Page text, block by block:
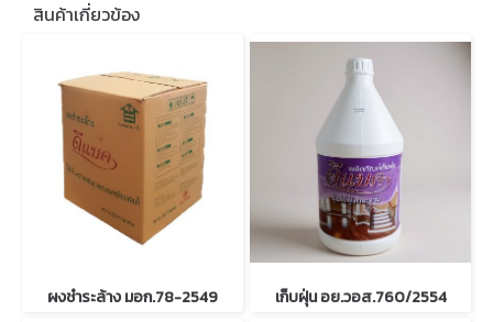
สินค้าเกี่ยวข้อง
ผงชำระล้าง มอก.78-2549 เก็บฝุ่น อย.วอส.760/2554